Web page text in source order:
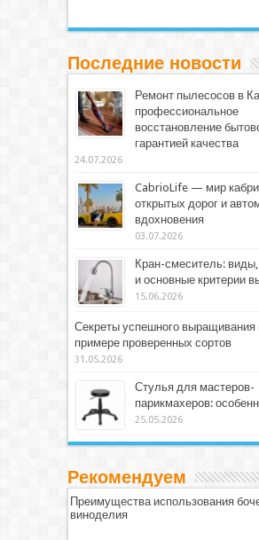
Последние новости
Ремонт пылесосов в
профессиональное
восстановление
гарантией качества
24.07.2026
CabrioLife — мир
открытых дорог и
вдохновения
03.07.2026
Кран-смеситель: виды,
и основные критерии
15.06.2026
Секреты успешного выращивания
примере проверенных сортов
31.05.2026
Стулья для мастеров-
парикмахеров:
25.05.2026
Рекомендуем
Преимущества использования
виноделия